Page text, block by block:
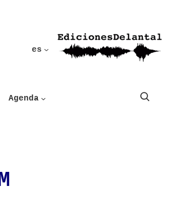
es
Agenda
Buscar